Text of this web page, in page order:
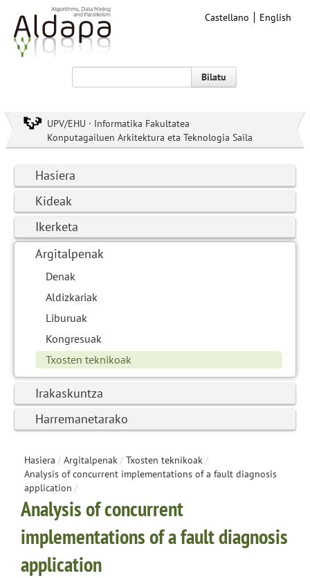
Castellano English
Bilatu
UPV/EHU · Informatika Fakultatea
Konputagailuen Arkitektura eta Teknologia Saila
Hasiera
Kideak
Ikerketa
Argitalpenak
Denak
Aldizkariak
Liburuak
Kongresuak
Txosten teknikoak
Irakaskuntza
Harremanetarako
Hasiera / Argitalpenak/ Txosten teknikoak/
Analysis of concurrent implementations of a fault diagnosis
application /
Analysis of concurrent
implementations of a fault diagnosis
application